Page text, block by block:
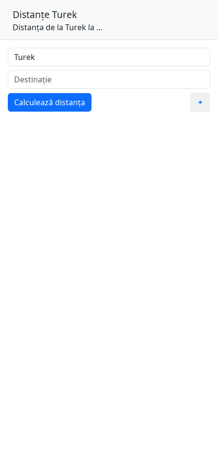
Distanțe Turek
Distanța de la Turek la ...
Calculează distanța +